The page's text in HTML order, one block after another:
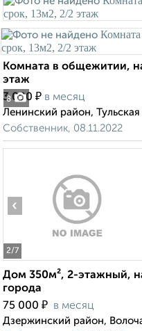
8
Комната в общежитии,
этаж
3 000 ₽ в месяц
Ленинский район,
Собственник, 08.11.2022
2/7
‹
Дом 350м², 2-этажный,
города
75 000 ₽ в месяц
Дзержинский район,